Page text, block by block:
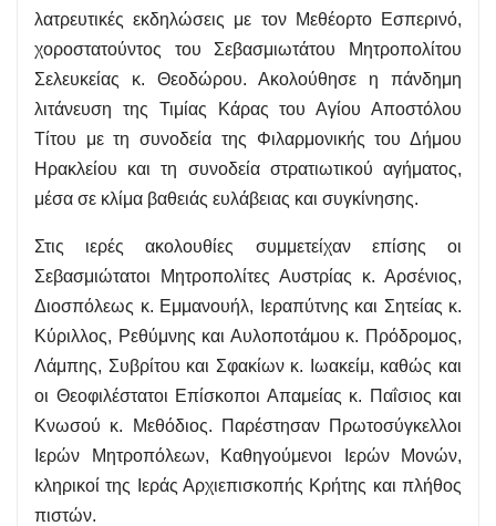
λατρευτικές εκδηλώσεις με τον Μεθέορτο Εσπερινό,
χοροστατούντος του Σεβασμιωτάτου Μητροπολίτου
Σελευκείας κ. Θεοδώρου. Aκολούθησε η πάνδημη
λιτάνευση της Τιμίας Κάρας του Αγίου Αποστόλου
Τίτου με τη συνοδεία της Φιλαρμονικής του Δήμου
Ηρακλείου και τη συνοδεία στρατιωτικού αγήματος,
μέσα σε κλίμα βαθειάς ευλάβειας και συγκίνησης.
Στις ιερές ακολουθίες συμμετείχαν επίσης οι
Σεβασμιώτατοι Μητροπολίτες Αυστρίας κ. Αρσένιος,
Διοσπόλεως κ. Εμμανουήλ, Ιεραπύτνης και Σητείας κ.
Κύριλλος, Ρεθύμνης και Αυλοποτάμου κ. Πρόδρομος,
Λάμπης, Συβρίτου και Σφακίων κ. Ιωακείμ, καθώς και
οι Θεοφιλέστατοι Επίσκοποι Απαμείας κ. Παΐσιος και
Κνωσού κ. Μεθόδιος. Παρέστησαν Πρωτοσύγκελλοι
Ιερών Μητροπόλεων, Καθηγούμενοι Ιερών Μονών,
κληρικοί της Ιεράς Αρχιεπισκοπής Κρήτης και πλήθος
πιστών.